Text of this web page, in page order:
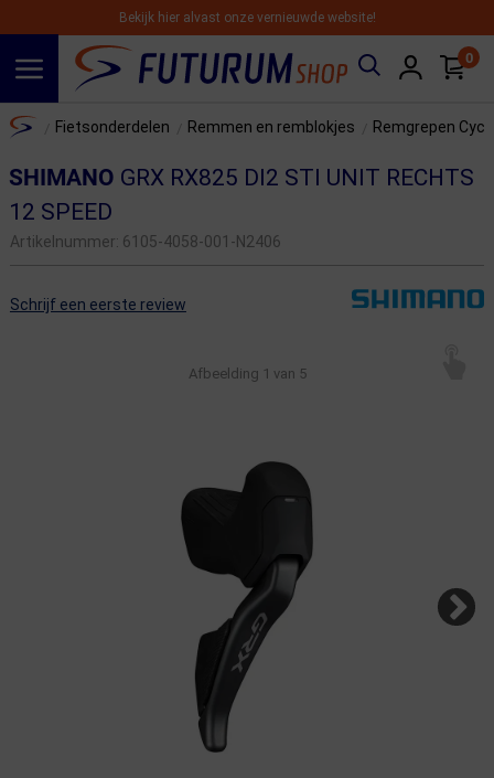
Bekijk hier alvast onze vernieuwde website!
0
Home Fietsonderdelen Remmen en remblokjes Remgrepen
SHIMANO GRX RX825 DI2 STI UNIT RECHTS
12 SPEED
Artikelnummer: 6105-4058-001-N2406
Schrijf een eerste review
Afbeelding 1 van 5